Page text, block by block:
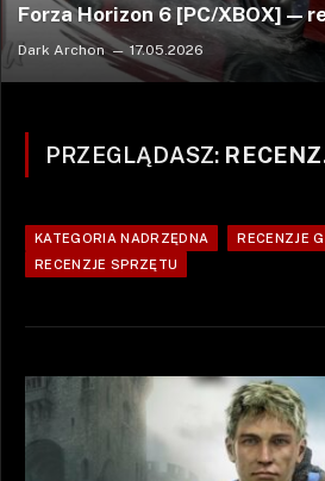
Forza Horizon 6 [PC/XBOX] —
Dark Archon 17.05.2026
PRZEGLĄDASZ:
KATEGORIA NADRZĘDNA
RECENZJE
RECENZJE SPRZĘTU